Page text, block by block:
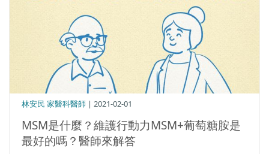
MSM是什麼？維護行動力MSM+葡萄糖胺是
最好的嗎？醫師來解答
林安民 家醫科醫師 | 2021-02-01